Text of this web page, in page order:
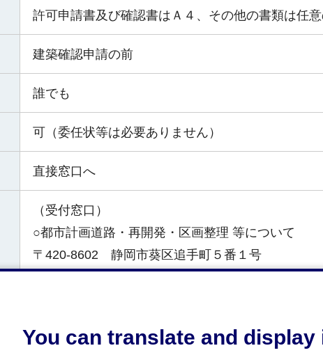
You can translate and display
許可申請書及び確認書はＡ４、その他の書類は任
建築確認申請の前
誰でも
可（委任状等は必要ありません）
直接窓口へ
（受付窓口）
○都市計画道路・再開発・区画整理 等について
〒420-8602 静岡市葵区追手町５番１号
〒420-8602 静岡市葵区追手町５番１号